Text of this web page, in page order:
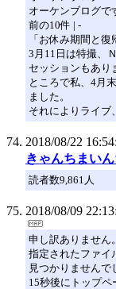
オーケンブログで
前の10件 | -
「お休み期間と
3月11日は特撮、
セッションもあり
ところで私、4月
ました。
それによりライブ
2018/08/22
きゃんちまい
読者数9,861人
2018/08/09
申し訳ありません。
指定されたファイ
見つかりませんで
15秒後にトップペ